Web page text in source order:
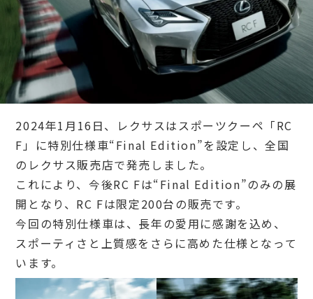
2024年1月16日、レクサスはスポーツクーペ「RC
F」に特別仕様車“Final Edition”を設定し、全国
のレクサス販売店で発売しました。
これにより、今後RC Fは“Final Edition”のみの展
開となり、RC Fは限定200台の販売です。
今回の特別仕様車は、長年の愛用に感謝を込め、
スポーティさと上質感をさらに高めた仕様となって
います。